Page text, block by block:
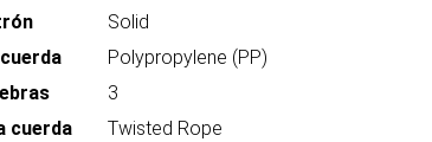
Solid
Polypropylene (PP)
3
cuerda
Twisted Rope